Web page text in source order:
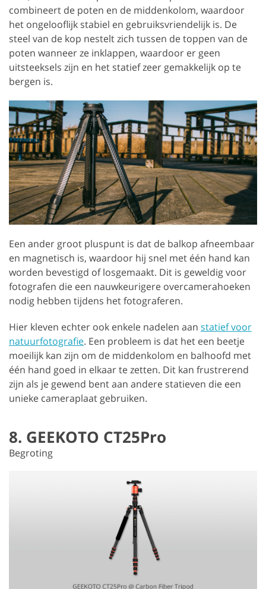
combineert de poten en de middenkolom, waardoor
het ongelooflijk stabiel en gebruiksvriendelijk is. De
steel van de kop nestelt zich tussen de toppen van de
poten wanneer ze inklappen, waardoor er geen
uitsteeksels zijn en het statief zeer gemakkelijk op te
bergen is.
Een ander groot pluspunt is dat de balkop afneembaar
en magnetisch is, waardoor hij snel met één hand kan
worden bevestigd of losgemaakt. Dit is geweldig voor
fotografen die een nauwkeurigere overcamerahoeken
nodig hebben tijdens het fotograferen.
Hier kleven echter ook enkele nadelen aan statief voor
natuurfotografie. Een probleem is dat het een beetje
moeilijk kan zijn om de middenkolom en balhoofd met
één hand goed in elkaar te zetten. Dit kan frustrerend
zijn als je gewend bent aan andere statieven die een
unieke cameraplaat gebruiken.
8. GEEKOTO CT25Pro
Begroting